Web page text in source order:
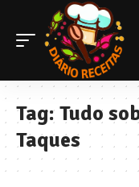
Tag:Tudo
Taques